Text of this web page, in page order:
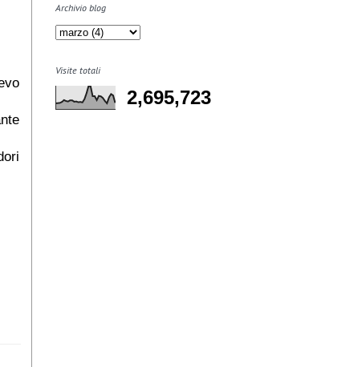
Archivio blog
Visite totali
2,695,723